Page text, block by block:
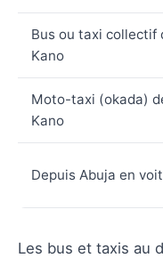
Bus ou taxi collectif
Kano
Moto-taxi (okada)
Kano
Depuis Abuja en
Les bus et taxis au